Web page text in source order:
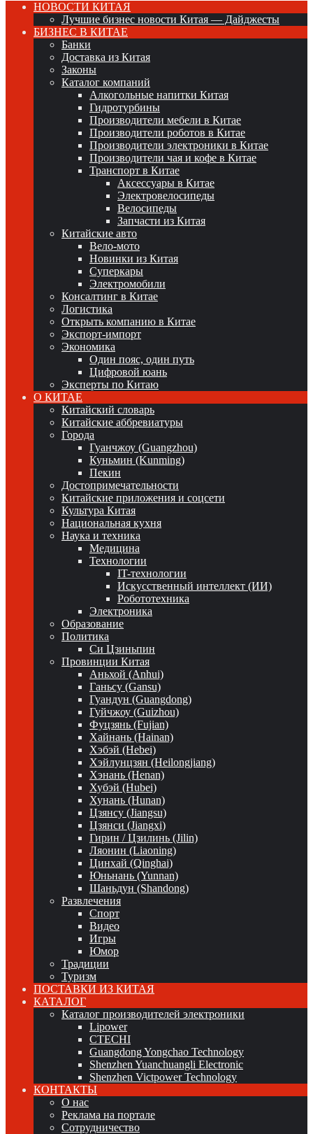
НОВОСТИ КИТАЯ
Лучшие бизнес новости Китая — Дайджесты
БИЗНЕС В КИТАЕ
Банки
Доставка из Китая
Законы
Каталог компаний
Алкогольные напитки Китая
Гидротурбины
Производители мебели в Китае
Производители роботов в Китае
Производители электроники в Китае
Производители чая и кофе в Китае
Транспорт в Китае
Аксессуары в Китае
Электровелосипеды
Велосипеды
Запчасти из Китая
Китайские авто
Вело-мото
Новинки из Китая
Суперкары
Электромобили
Консалтинг в Китае
Логистика
Открыть компанию в Китае
Экспорт-импорт
Экономика
Один пояс, один путь
Цифровой юань
Эксперты по Китаю
О КИТАЕ
Китайский словарь
Китайские аббревиатуры
Города
Гуанчжоу (Guangzhou)
Куньмин (Kunming)
Пекин
Достопримечательности
Китайские приложения и соцсети
Культура Китая
Национальная кухня
Наука и техника
Медицина
Технологии
IT-технологии
Искусственный интеллект (ИИ)
Робототехника
Электроника
Образование
Политика
Си Цзиньпин
Провинции Китая
Аньхой (Anhui)
Ганьсу (Gansu)
Гуандун (Guangdong)
Гуйчжоу (Guizhou)
Фуцзянь (Fujian)
Хайнань (Hainan)
Хэбэй (Hebei)
Хэйлунцзян (Heilongjiang)
Хэнань (Henan)
Хубэй (Hubei)
Хунань (Hunan)
Цзянсу (Jiangsu)
Цзянси (Jiangxi)
Гирин / Цзилинь (Jilin)
Ляонин (Liaoning)
Цинхай (Qinghai)
Юньнань (Yunnan)
Шаньдун (Shandong)
Развлечения
Спорт
Видео
Игры
Юмор
Традиции
Туризм
ПОСТАВКИ ИЗ КИТАЯ
КАТАЛОГ
Каталог производителей электроники
Lipower
CTECHI
Guangdong Yongchao Technology
Shenzhen Yuanchuangli Electronic
Shenzhen Victpower Technology
КОНТАКТЫ
О нас
Реклама на портале
Сотрудничество